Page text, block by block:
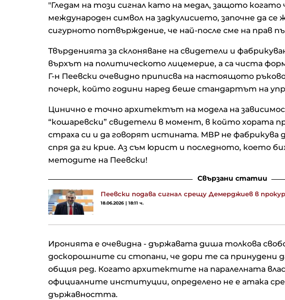
"Гледам на този сигнал като на медал, защото когато
международен символ на задкулисието, започне да се
сигурното потвърждение, че най-после сме на прав
Твърденията за склоняване на свидетели и
върхът на политическото лицемерие, а са чиста
Г-н Пеевски очевидно приписва на настоящото
почерк, който години наред беше стандартът на
Цинично е точно архитектът на модела на
“кошаревски” свидетели в момент, в който хората
страха си и да говорят истината. МВР не фабрикува
спря да ги крие. Аз съм юрист и последното, което
методите на Пеевски!
Свързани статии
Пеевски подава сигнал срещу Демерджиев в
18.06.2026 | 18:11 ч.
Иронията е очевидна - държавата диша толкова
доскорошните си стопани, че дори те са принудени
общия ред. Когато архитектите на паралелната
официалните институции, определено не е атака
държавността.